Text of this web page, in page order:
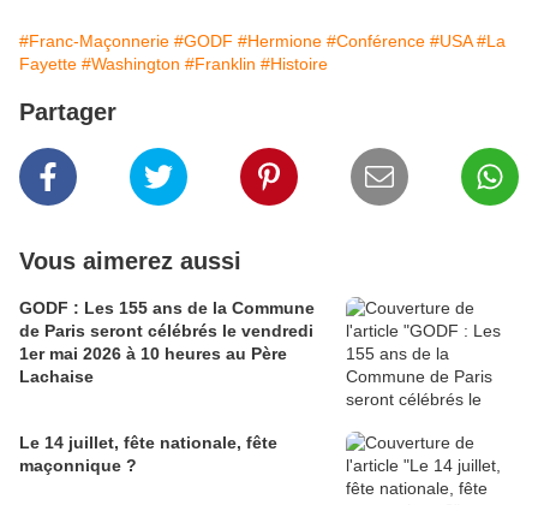
#Franc-Maçonnerie #GODF #Hermione #Conférence #USA #La
Fayette #Washington #Franklin #Histoire
Partager
Vous aimerez aussi
GODF : Les 155 ans de la Commune
de Paris seront célébrés le vendredi
1er mai 2026 à 10 heures au Père
Lachaise
Le 14 juillet, fête nationale, fête
maçonnique ?